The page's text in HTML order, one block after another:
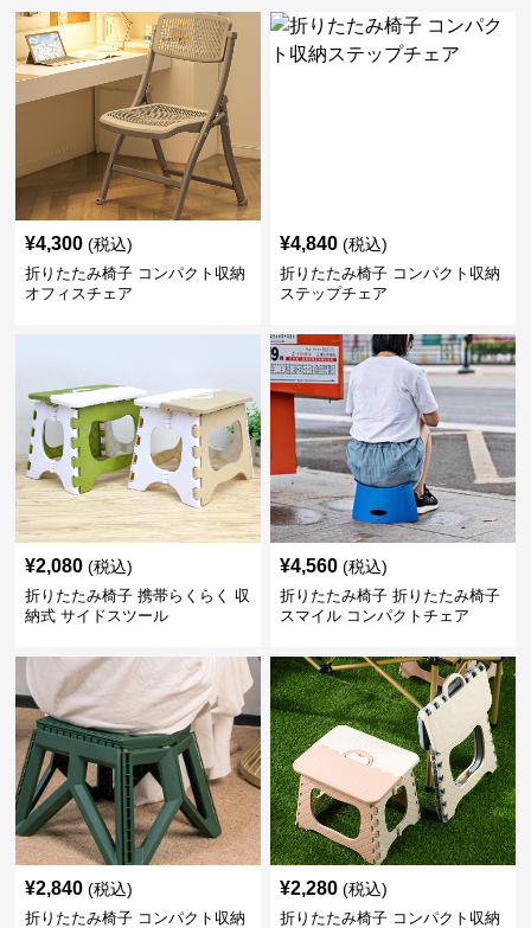
¥4,300 (税込)
折りたたみ椅子 コンパクト収納
オフィスチェア
¥4,840 (税込)
折りたたみ椅子 コンパクト収納
ステップチェア
¥2,080 (税込)
折りたたみ椅子 携帯らくらく 収
納式 サイドスツール
¥4,560 (税込)
折りたたみ椅子 折りたたみ椅子
スマイル コンパクトチェア
¥2,840 (税込)
折りたたみ椅子 コンパクト収納
¥2,280 (税込)
折りたたみ椅子 コンパクト収納